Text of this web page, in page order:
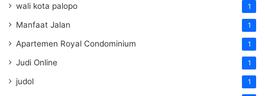
wali kota palopo 1
Manfaat Jalan 1
Apartemen Royal Condominium 1
Judi Online 1
judol 1